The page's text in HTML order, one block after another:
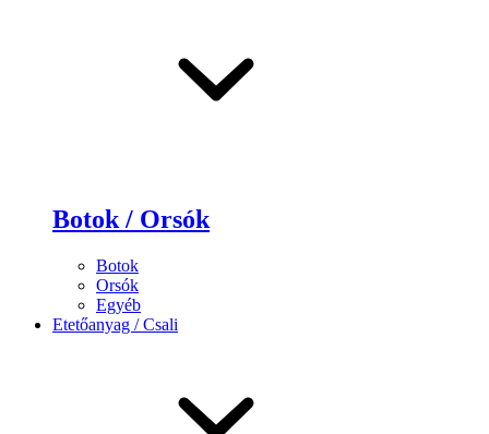
Botok / Orsók
Botok
Orsók
Egyéb
Etetőanyag / Csali